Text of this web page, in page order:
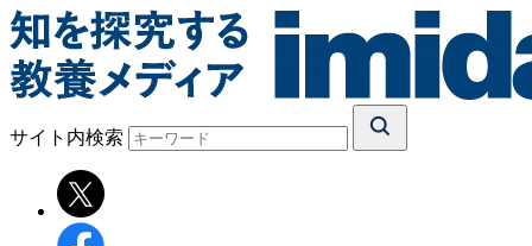
サイト内検索